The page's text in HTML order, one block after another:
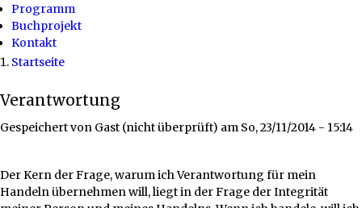
Programm
Buchprojekt
Kontakt
Startseite
Verantwortung
Gespeichert von Gast (nicht überprüft) am So, 23/11/2014 - 15:14
Der Kern der Frage, warum ich Verantwortung für mein
Handeln übernehmen will, liegt in der Frage der Integrität